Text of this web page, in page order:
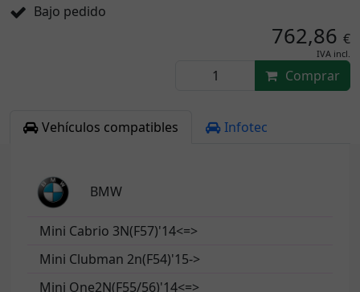
Bajo pedido
762,86 €
IVA incl.
Comprar
Vehículos compatibles Infotec
BMW
Mini Cabrio 3N(F57)'14<=>
Mini Clubman 2n(F54)'15->
Mini One2N(F55/56)'14<=>